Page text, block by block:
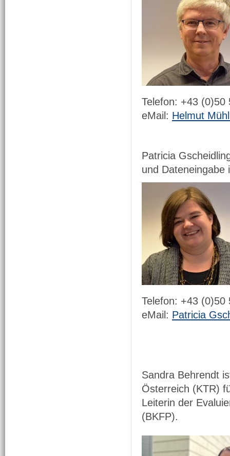
Telefon: +43 (0)50
eMail: Helmut
Patricia
und Dateneingabe
Telefon: +43 (0)50
eMail: Patricia
Sandra Behrendt
Österreich (KTR)
Leiterin der
(BKFP).